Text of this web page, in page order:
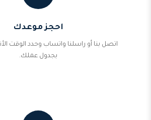
احجز موعدك
اتصل بنا أو راسلنا واتساب وحدد الوقت
بجدول عملك.